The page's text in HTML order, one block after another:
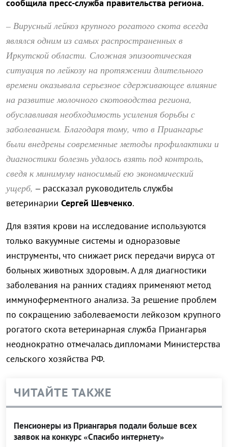
сообщила пресс-служба правительства региона.
– Вирусный лейкоз крупного рогатого скота всегда
являлся одним из самых распространенных в
Иркутской области. Сложная эпизоотическая
ситуация по лейкозу на протяжении длительного
времени оказывала серьезное сдерживающее влияние
на развитие молочного скотоводства региона,
обуславливая необходимость усиления борьбы с
заболеванием. Благодаря тому, что в Приангарье
были внедрены современные методы профилактики и
диагностики болезнь удалось взять под контроль,
сведя к минимуму наносимый ею экономический
ущерб, – рассказал руководитель службы
ветеринарии Сергей Шевченко.
Для взятия крови на исследование используются
только вакуумные системы и одноразовые
инструменты, что снижает риск передачи вируса от
больных животных здоровым. А для диагностики
заболевания на ранних стадиях применяют метод
иммуноферментного анализа. За решение проблем
по сокращению заболеваемости лейкозом крупного
рогатого скота ветеринарная служба Приангарья
неоднократно отмечалась дипломами Министерства
сельского хозяйства РФ.
ЧИТАЙТЕ ТАКЖЕ
Пенсионеры из Приангарья подали больше всех
заявок на конкурс «Спасибо интернету»